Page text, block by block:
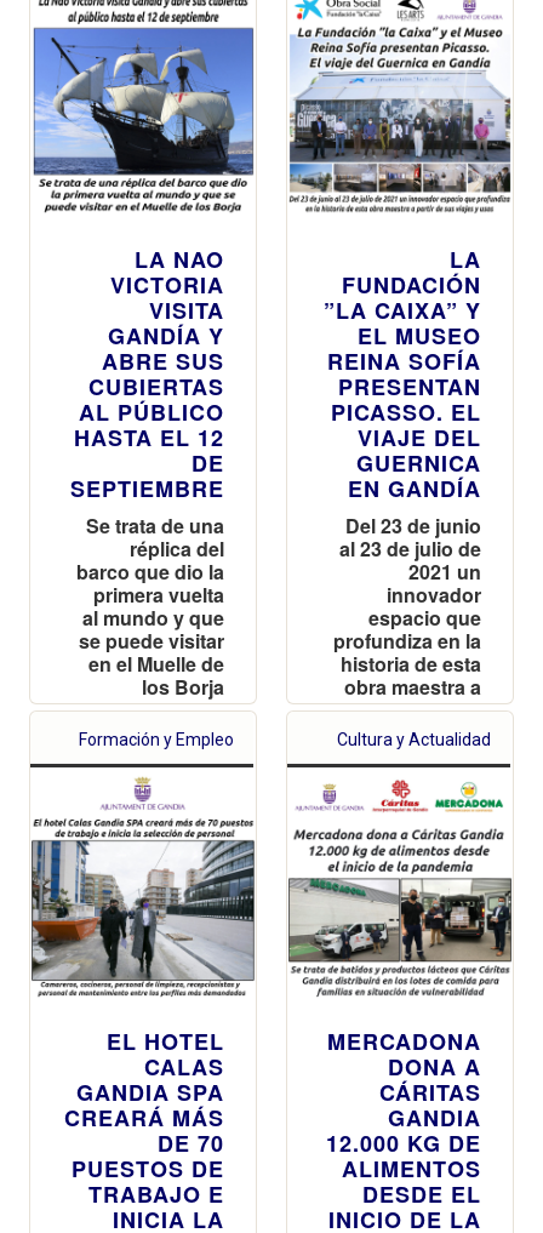
LA NAO
VICTORIA
VISITA
GANDÍA Y
ABRE SUS
CUBIERTAS
AL PÚBLICO
HASTA EL 12
DE
SEPTIEMBRE
Se trata de una
réplica del
barco que dio la
primera vuelta
al mundo y que
se puede visitar
en el Muelle de
los Borja
LA
FUNDACIÓN
”LA CAIXA” Y
EL MUSEO
REINA SOFÍA
PRESENTAN
PICASSO. EL
VIAJE DEL
GUERNICA
EN GANDÍA
Del 23 de junio
al 23 de julio de
2021 un
innovador
espacio que
profundiza en la
historia de esta
obra maestra a
partir de sus
viajes y usos
Formación y Empleo
EL HOTEL
CALAS
GANDIA SPA
CREARÁ MÁS
DE 70
PUESTOS DE
TRABAJO E
INICIA LA
Cultura y Actualidad
MERCADONA
DONA A
CÁRITAS
GANDIA
12.000 KG DE
ALIMENTOS
DESDE EL
INICIO DE LA